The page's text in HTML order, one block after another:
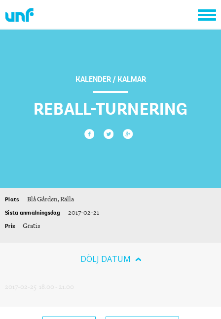
KALENDER / KALMAR
REBALL-TURNERING
Plats Blå Gården, Rälla
Sista anmälningsdag 2017-02-21
Pris Gratis
DÖLJ DATUM
2017-02-25 18.00 - 21.00